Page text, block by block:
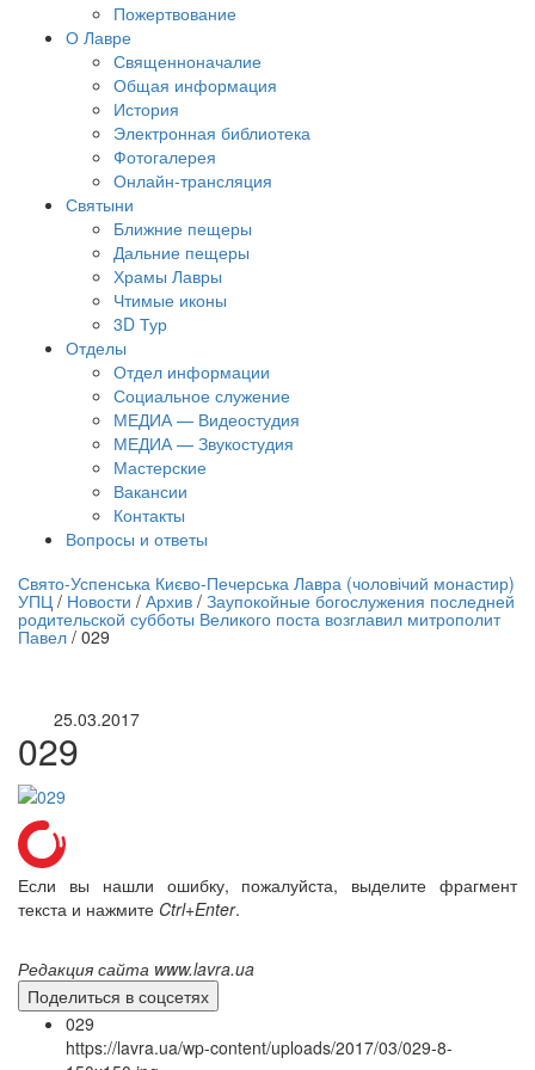
Пожертвование
О Лавре
Священноначалие
Общая информация
История
Электронная библиотека
Фотогалерея
Онлайн-трансляция
Святыни
Ближние пещеры
Дальние пещеры
Храмы Лавры
Чтимые иконы
3D Тур
Отделы
Отдел информации
Социальное служение
МЕДИА — Видеостудия
МЕДИА — Звукостудия
Мастерские
Вакансии
Контакты
Вопросы и ответы
трансляция | 12 сентября
трансляции
Свято-Успенська Києво-Печерська Лавра (чоловічий монастир)
УПЦ / Новости / Архив / Заупокойные богослужения последней
родительской субботы Великого поста возглавил митрополит
Павел / 029
25.03.2017
029
Если вы нашли ошибку, пожалуйста, выделите фрагмент
текста и нажмите Ctrl+Enter.
Редакция сайта www.lavra.ua
Поделиться в соцсетях
029
https://lavra.ua/wp-content/uploads/2017/03/029-8-